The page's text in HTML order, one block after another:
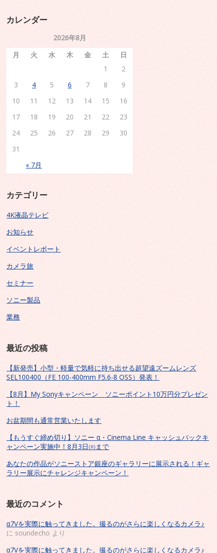
カレンダー
2026年8月
月
火 水 木 金 土 日
« 7月
1
2
3
4 5 6 7 8
9
10
11 12 13 14 15
16
17
18 19 20 21 22
23
24
25 26 27 28 29
30
31
カテゴリー
4K液晶テレビ
お知らせ
イベントレポート
カメラ旅
セミナー
ソニー製品
業務
最近の投稿
【新発売】小型・軽量で気軽に持ち出せる超望遠ズームレンズ
SEL100400（FE 100-400mm F5.6-8 OSS）発表！
【8月】My Sonyキャンペーン ソニーポイント10万円分プレゼン
ト！
お盆期間も通常営業いたします
【もうすぐ締め切り】ソニー α・Cinema Line キャッシュバックキ
ャンペーン実施中！8月3日㈪まで
あなたの作品がソニーストア銀座のギャラリーに展示される！ギャ
ラリー展示にチャレンジキャンペーン！
最近のコメント
α7Vを実際に触ってきました。撮るのがさらに楽しくなるカメラ♪
に soundecho より
α7Vを実際に触ってきました。撮るのがさらに楽しくなるカメラ♪